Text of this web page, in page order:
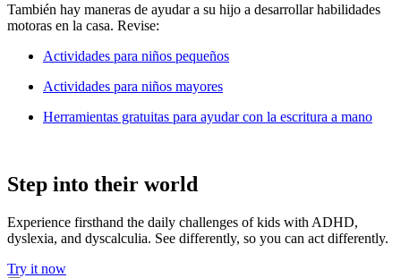
También hay maneras de ayudar a su hijo a desarrollar habilidades
motoras en la casa. Revise:
Actividades para niños pequeños
Actividades para niños mayores
Herramientas gratuitas para ayudar con la escritura a mano
Step into their world
Experience firsthand the daily challenges of kids with ADHD,
dyslexia, and dyscalculia. See differently, so you can act differently.
Try it now